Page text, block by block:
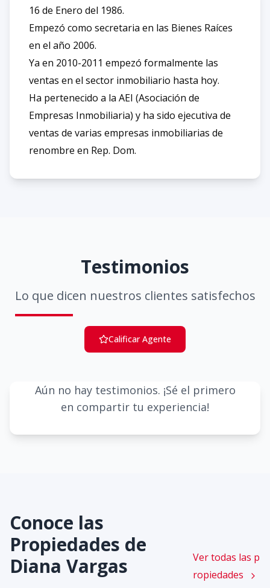
16 de Enero del 1986.
Empezó como secretaria en las Bienes Raíces
en el año 2006.
Ya en 2010-2011 empezó formalmente las
ventas en el sector inmobiliario hasta hoy.
Ha pertenecido a la AEI (Asociación de
Empresas Inmobiliaria) y ha sido ejecutiva de
ventas de varias empresas inmobiliarias de
renombre en Rep. Dom.
Testimonios
Lo que dicen nuestros clientes satisfechos
Calificar Agente
Aún no hay testimonios. ¡Sé el primero
en compartir tu experiencia!
Conoce las
Propiedades de
Diana Vargas
Ver todas las p
ropiedades